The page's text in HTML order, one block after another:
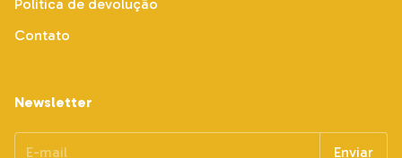
Política de devolução
Contato
Newsletter